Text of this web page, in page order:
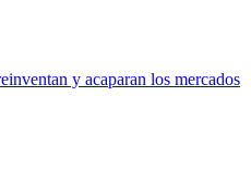
y acaparan los mercados